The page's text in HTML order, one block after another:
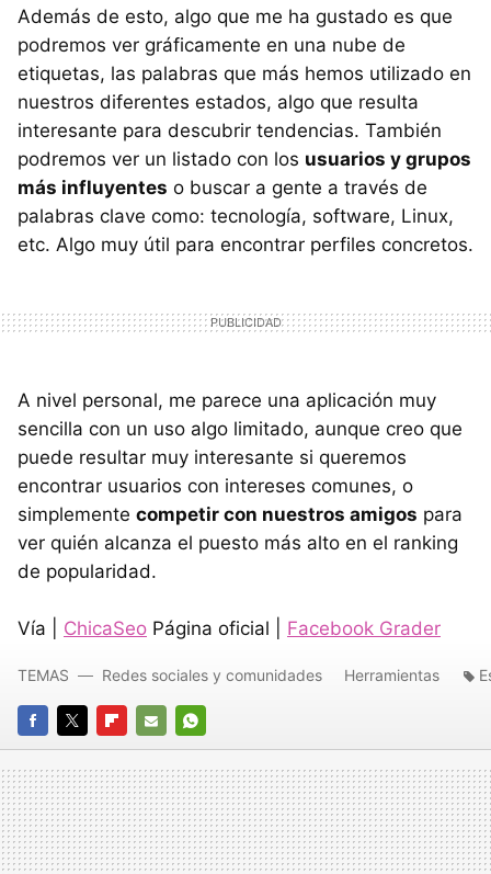
Además de esto, algo que me ha gustado es que
podremos ver gráficamente en una nube de
etiquetas, las palabras que más hemos utilizado en
nuestros diferentes estados, algo que resulta
interesante para descubrir tendencias. También
podremos ver un listado con los usuarios y grupos
más influyentes o buscar a gente a través de
palabras clave como: tecnología, software, Linux,
etc. Algo muy útil para encontrar perfiles concretos.
A nivel personal, me parece una aplicación muy
sencilla con un uso algo limitado, aunque creo que
puede resultar muy interesante si queremos
encontrar usuarios con intereses comunes, o
simplemente competir con nuestros amigos para
ver quién alcanza el puesto más alto en el ranking
de popularidad.
Vía | ChicaSeo Página oficial | Facebook Grader
FACEBOOK
TWITTERFLIPBOARD
E-
MAIL
WHATSAPP
TEMAS Redes sociales y comunidades Herramientas